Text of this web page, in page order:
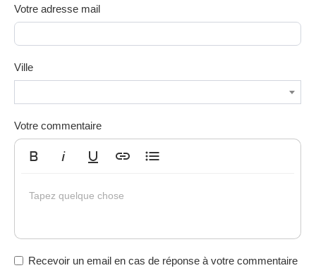
Votre adresse mail
Ville
Votre commentaire
Tapez quelque chose
Recevoir un email en cas de réponse à votre commentaire